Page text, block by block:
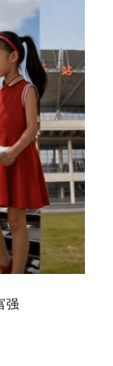
强